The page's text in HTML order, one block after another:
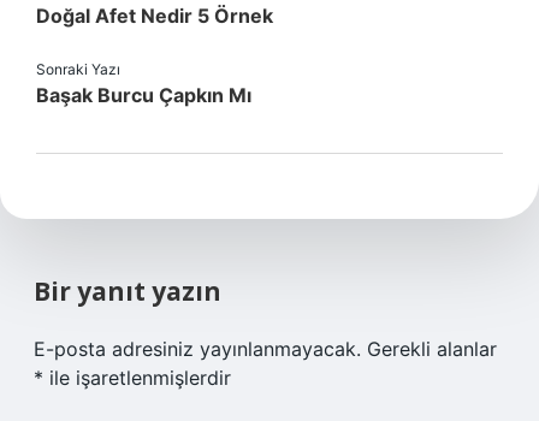
Doğal Afet Nedir 5 Örnek
Sonraki Yazı
Başak Burcu Çapkın Mı
Bir yanıt yazın
E-posta adresiniz yayınlanmayacak. Gerekli alanlar
* ile işaretlenmişlerdir